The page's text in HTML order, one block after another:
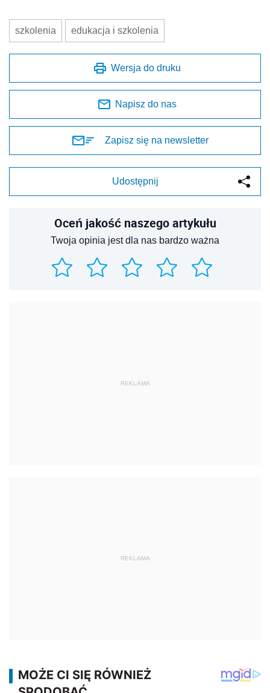
szkolenia edukacja i szkolenia
Wersja do druku
Napisz do nas
Zapisz się na newsletter
Udostępnij
Oceń jakość naszego artykułu
Twoja opinia jest dla nas bardzo ważna
REKLAMA
REKLAMA